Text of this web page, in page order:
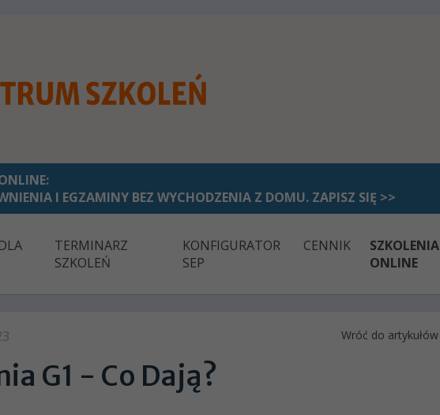
I EGZAMINY BEZ WYCHODZENIA Z DOMU. ZAPISZ SIĘ >>
TERMINARZ
SZKOLEŃ
KONFIGURATOR
SEP
CENNIK
SZKOLENIA
ONLINE
Wróć do artykułów
G1 - Co Dają?